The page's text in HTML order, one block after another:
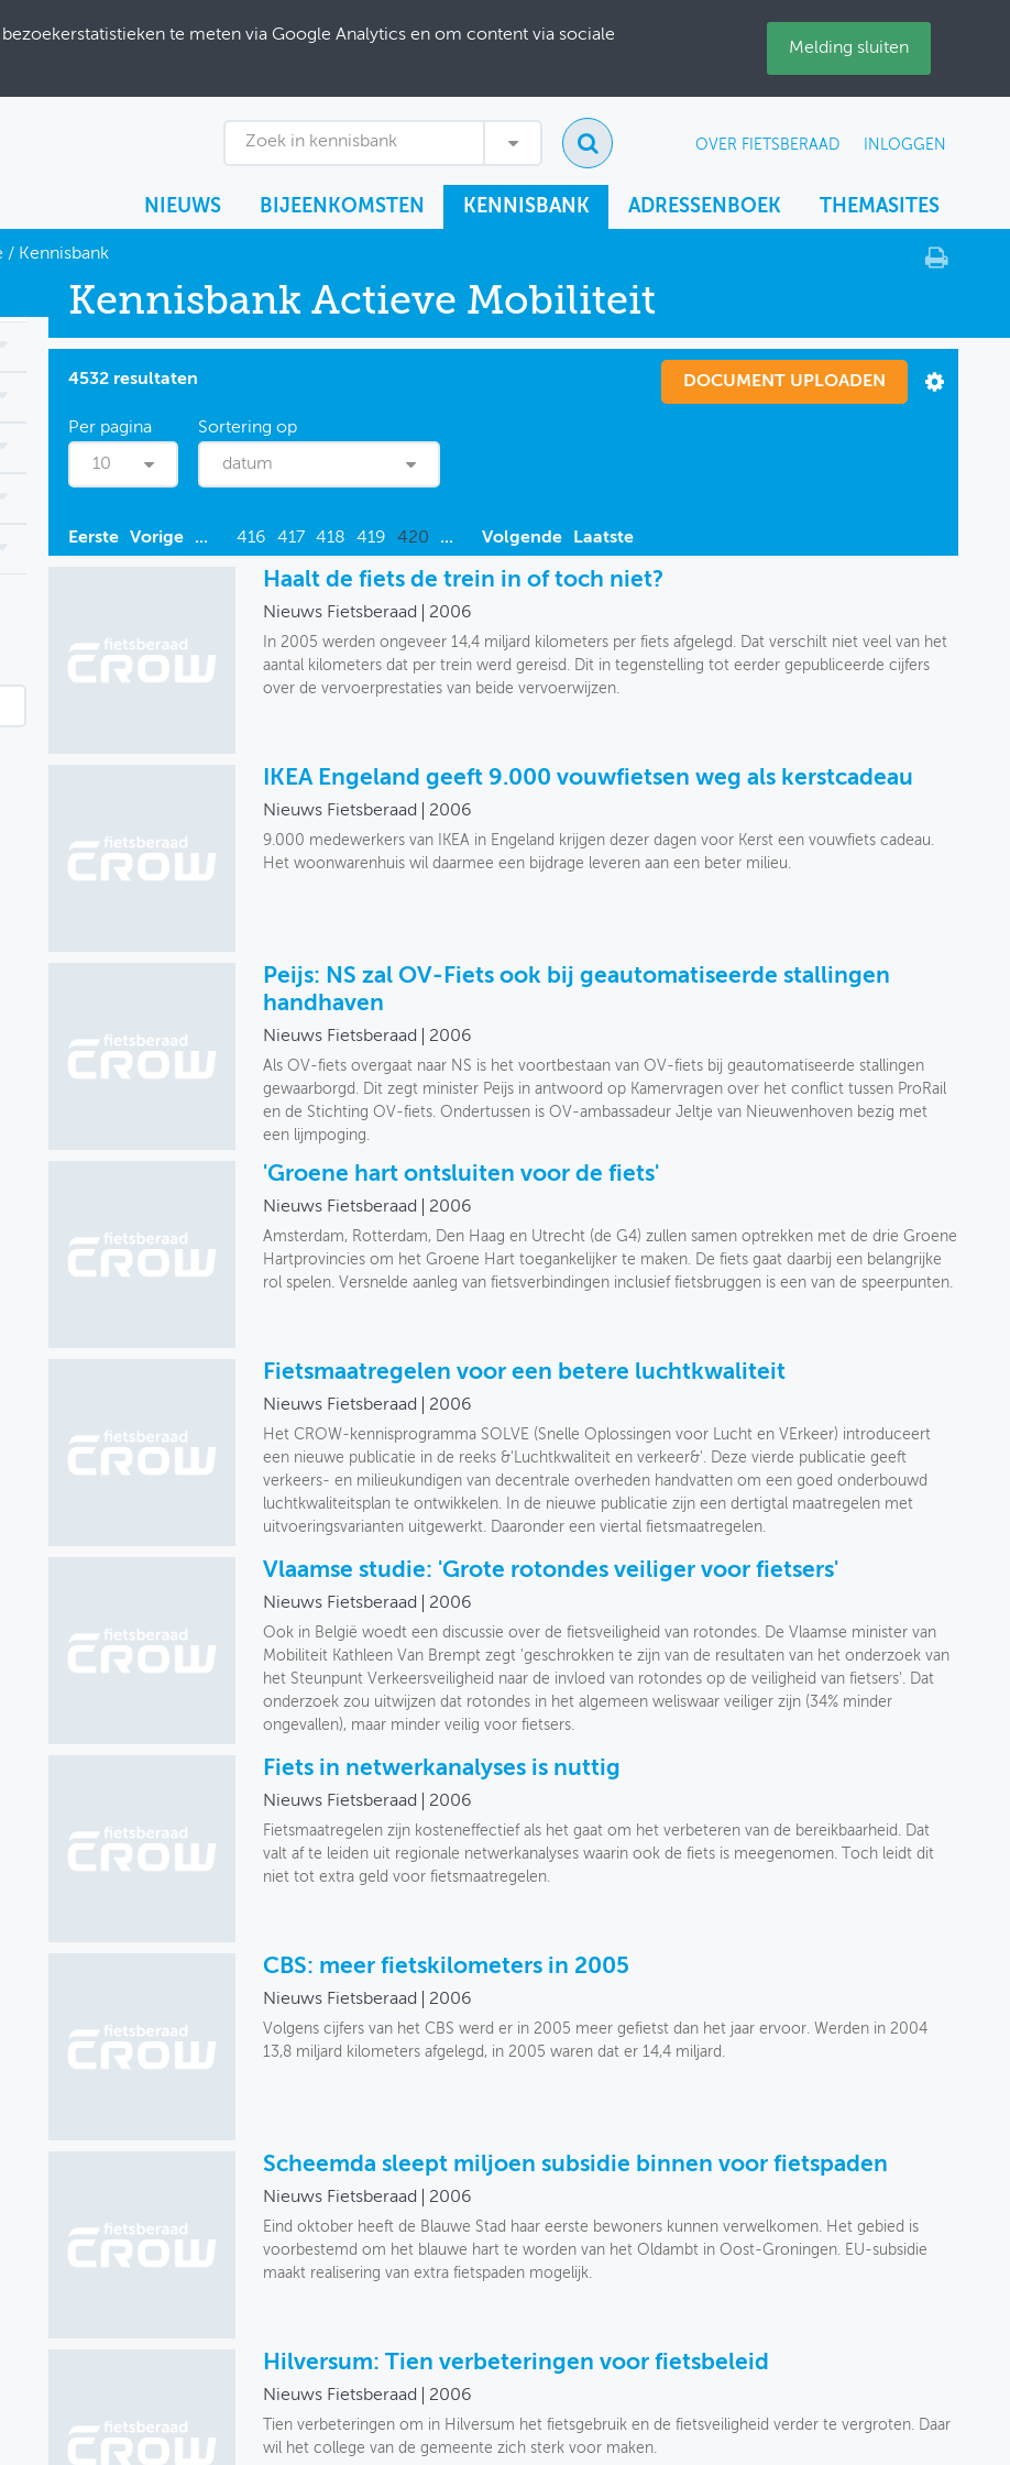
te meten via Google Analytics en om content via sociale
Melding sluiten
Zoek in kennisbank OVER FIETSBERAAD INLOGGEN
NIEUWS BIJEENKOMSTEN KENNISBANK ADRESSENBOEK THEMASITES
/ Kennisbank
Kennisbank Actieve Mobiliteit
4532 resultaten DOCUMENT UPLOADEN
10 datum
Eerste Vorige ... 416 417 418 419 420 ... Volgende Laatste
Haalt de fiets de trein in of toch niet?
Nieuws Fietsberaad 2006
In 2005 werden ongeveer 14,4 miljard kilometers per fiets afgelegd. Dat verschilt niet veel van het
aantal kilometers dat per trein werd gereisd. Dit in tegenstelling tot eerder gepubliceerde cijfers
over de vervoerprestaties van beide vervoerwijzen.
IKEA Engeland geeft 9.000 vouwfietsen weg als kerstcadeau
Nieuws Fietsberaad 2006
9.000 medewerkers van IKEA in Engeland krijgen dezer dagen voor Kerst een vouwfiets cadeau.
Het woonwarenhuis wil daarmee een bijdrage leveren aan een beter milieu.
Peijs: NS zal OV-Fiets ook bij geautomatiseerde stallingen
handhaven
Nieuws Fietsberaad 2006
Als OV-fiets overgaat naar NS is het voortbestaan van OV-fiets bij geautomatiseerde stallingen
gewaarborgd. Dit zegt minister Peijs in antwoord op Kamervragen over het conflict tussen ProRail
en de Stichting OV-fiets. Ondertussen is OV-ambassadeur Jeltje van Nieuwenhoven bezig met
een lijmpoging.
'Groene hart ontsluiten voor de fiets'
Nieuws Fietsberaad 2006
Amsterdam, Rotterdam, Den Haag en Utrecht (de G4) zullen samen optrekken met de drie Groene
Hartprovincies om het Groene Hart toegankelijker te maken. De fiets gaat daarbij een belangrijke
rol spelen. Versnelde aanleg van fietsverbindingen inclusief fietsbruggen is een van de speerpunten.
Fietsmaatregelen voor een betere luchtkwaliteit
Nieuws Fietsberaad 2006
Het CROW-kennisprogramma SOLVE (Snelle Oplossingen voor Lucht en VErkeer) introduceert
een nieuwe publicatie in de reeks &'Luchtkwaliteit en verkeer&'. Deze vierde publicatie geeft
verkeers- en milieukundigen van decentrale overheden handvatten om een goed onderbouwd
luchtkwaliteitsplan te ontwikkelen. In de nieuwe publicatie zijn een dertigtal maatregelen met
uitvoeringsvarianten uitgewerkt. Daaronder een viertal fietsmaatregelen.
Vlaamse studie: 'Grote rotondes veiliger voor fietsers'
Nieuws Fietsberaad 2006
Ook in België woedt een discussie over de fietsveiligheid van rotondes. De Vlaamse minister van
Mobiliteit Kathleen Van Brempt zegt 'geschrokken te zijn van de resultaten van het onderzoek van
het Steunpunt Verkeersveiligheid naar de invloed van rotondes op de veiligheid van fietsers'. Dat
onderzoek zou uitwijzen dat rotondes in het algemeen weliswaar veiliger zijn (34% minder
ongevallen), maar minder veilig voor fietsers.
Fiets in netwerkanalyses is nuttig
Nieuws Fietsberaad 2006
Fietsmaatregelen zijn kosteneffectief als het gaat om het verbeteren van de bereikbaarheid. Dat
valt af te leiden uit regionale netwerkanalyses waarin ook de fiets is meegenomen. Toch leidt dit
niet tot extra geld voor fietsmaatregelen.
CBS: meer fietskilometers in 2005
Nieuws Fietsberaad 2006
Volgens cijfers van het CBS werd er in 2005 meer gefietst dan het jaar ervoor. Werden in 2004
13,8 miljard kilometers afgelegd, in 2005 waren dat er 14,4 miljard.
Scheemda sleept miljoen subsidie binnen voor fietspaden
Nieuws Fietsberaad 2006
Eind oktober heeft de Blauwe Stad haar eerste bewoners kunnen verwelkomen. Het gebied is
voorbestemd om het blauwe hart te worden van het Oldambt in Oost-Groningen. EU-subsidie
maakt realisering van extra fietspaden mogelijk.
Hilversum: Tien verbeteringen voor fietsbeleid
Nieuws Fietsberaad 2006
Tien verbeteringen om in Hilversum het fietsgebruik en de fietsveiligheid verder te vergroten. Daar
wil het college van de gemeente zich sterk voor maken.